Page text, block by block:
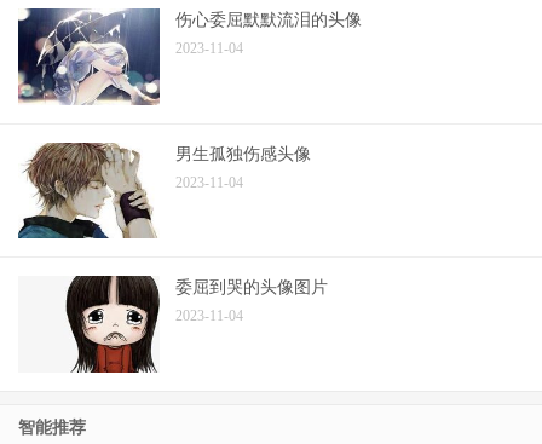
伤心委屈默默流泪的头像
2023-11-04
男生孤独伤感头像
2023-11-04
委屈到哭的头像图片
2023-11-04
智能推荐